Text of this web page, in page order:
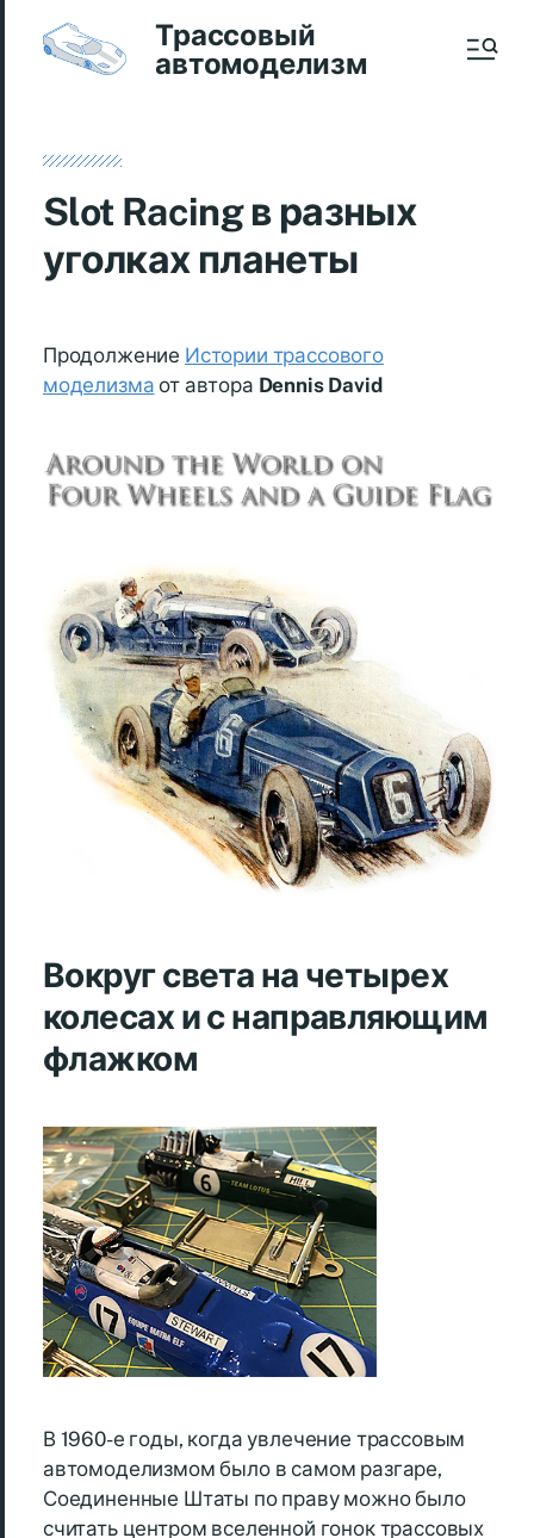
Трассовый
автомоделизм
Slot Racing в разных
уголках планеты
Продолжение Истории трассового
моделизма от автора Dennis David
Вокруг света на четырех
колесах и с направляющим
флажком
В 1960-е годы, когда увлечение трассовым
автомоделизмом было в самом разгаре,
Соединенные Штаты по праву можно было
считать центром вселенной гонок трассовых